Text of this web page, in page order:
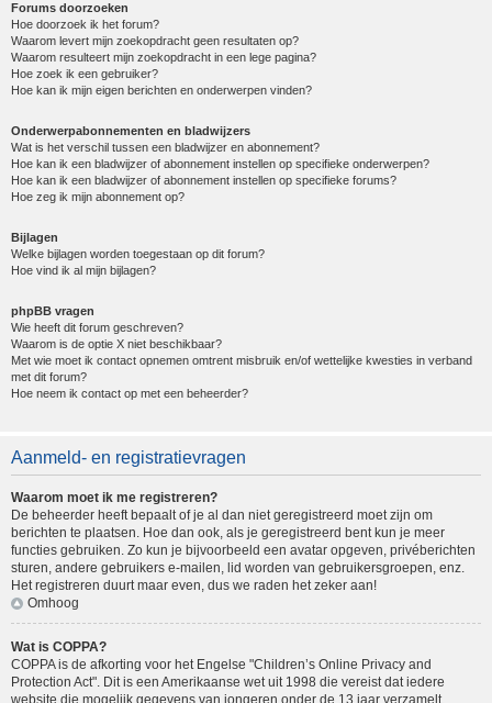
Forums doorzoeken
Hoe doorzoek ik het forum?
Waarom levert mijn zoekopdracht geen resultaten op?
Waarom resulteert mijn zoekopdracht in een lege pagina?
Hoe zoek ik een gebruiker?
Hoe kan ik mijn eigen berichten en onderwerpen vinden?
Onderwerpabonnementen en bladwijzers
Wat is het verschil tussen een bladwijzer en abonnement?
Hoe kan ik een bladwijzer of abonnement instellen op specifieke onderwerpen?
Hoe kan ik een bladwijzer of abonnement instellen op specifieke forums?
Hoe zeg ik mijn abonnement op?
Bijlagen
Welke bijlagen worden toegestaan op dit forum?
Hoe vind ik al mijn bijlagen?
phpBB vragen
Wie heeft dit forum geschreven?
Waarom is de optie X niet beschikbaar?
Met wie moet ik contact opnemen omtrent misbruik en/of wettelijke kwesties in verband
met dit forum?
Hoe neem ik contact op met een beheerder?
Aanmeld- en registratievragen
Waarom moet ik me registreren?
De beheerder heeft bepaalt of je al dan niet geregistreerd moet zijn om
berichten te plaatsen. Hoe dan ook, als je geregistreerd bent kun je meer
functies gebruiken. Zo kun je bijvoorbeeld een avatar opgeven, privéberichten
sturen, andere gebruikers e-mailen, lid worden van gebruikersgroepen, enz.
Het registreren duurt maar even, dus we raden het zeker aan!
Omhoog
Wat is COPPA?
COPPA is de afkorting voor het Engelse "Children’s Online Privacy and
Protection Act". Dit is een Amerikaanse wet uit 1998 die vereist dat iedere